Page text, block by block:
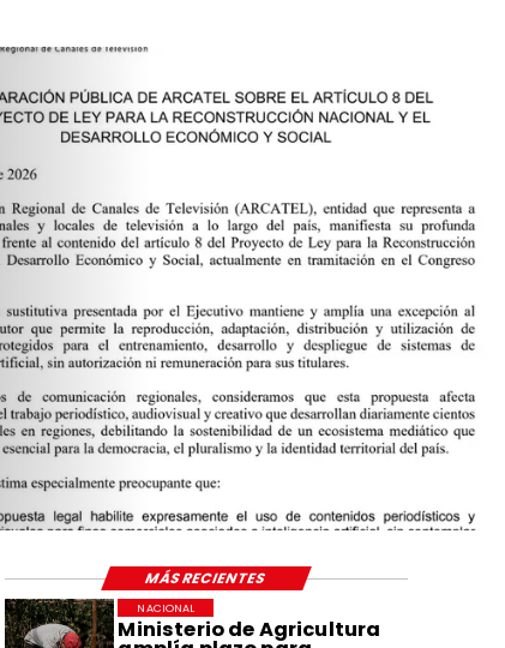
Ministerio de Agricultura
NACIONAL
MÁS RECIENTES